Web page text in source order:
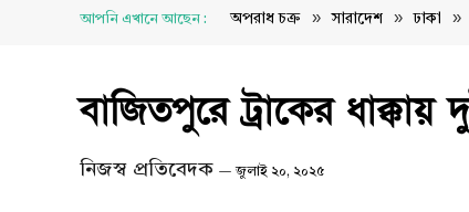
আপনি এখানে আছেন : অপরাধ চক্র » সারাদেশ » ঢাকা »
বাজিতপুরে ট্রাকের
নিজস্ব প্রতিবেদক জুলাই ২০, ২০২৫